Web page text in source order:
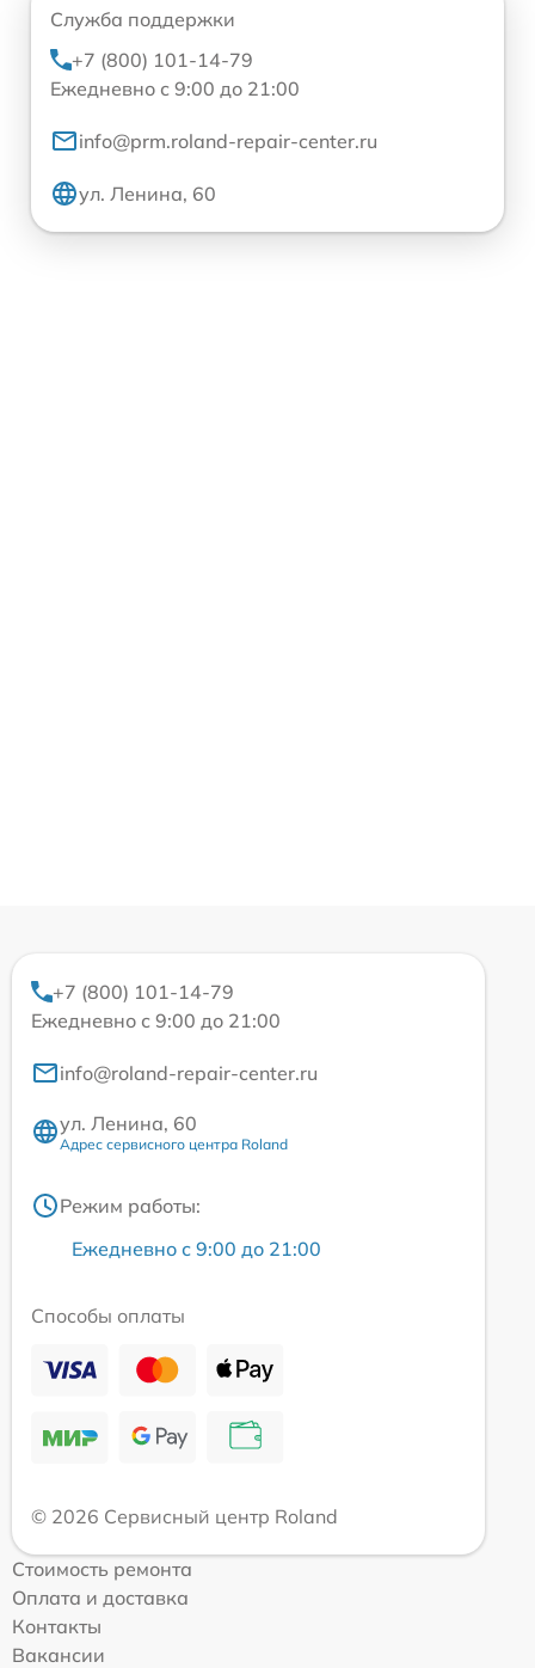
Служба поддержки
+7 (800) 101-14-79
Ежедневно с 9:00 до 21:00
info@prm.roland-repair-center.ru
ул. Ленина, 60
+7 (800) 101-14-79
Ежедневно с 9:00 до 21:00
info@roland-repair-center.ru
ул. Ленина, 60
Адрес сервисного центра Roland
Режим работы:
Ежедневно с 9:00 до 21:00
Способы оплаты
© 2026 Сервисный центр Roland
Стоимость ремонта
Оплата и доставка
Контакты
Вакансии